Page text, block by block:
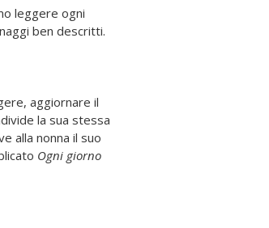
leggere ogni
ben descritti.
aggiornare il
la sua stessa
alla nonna il suo
Ogni giorno